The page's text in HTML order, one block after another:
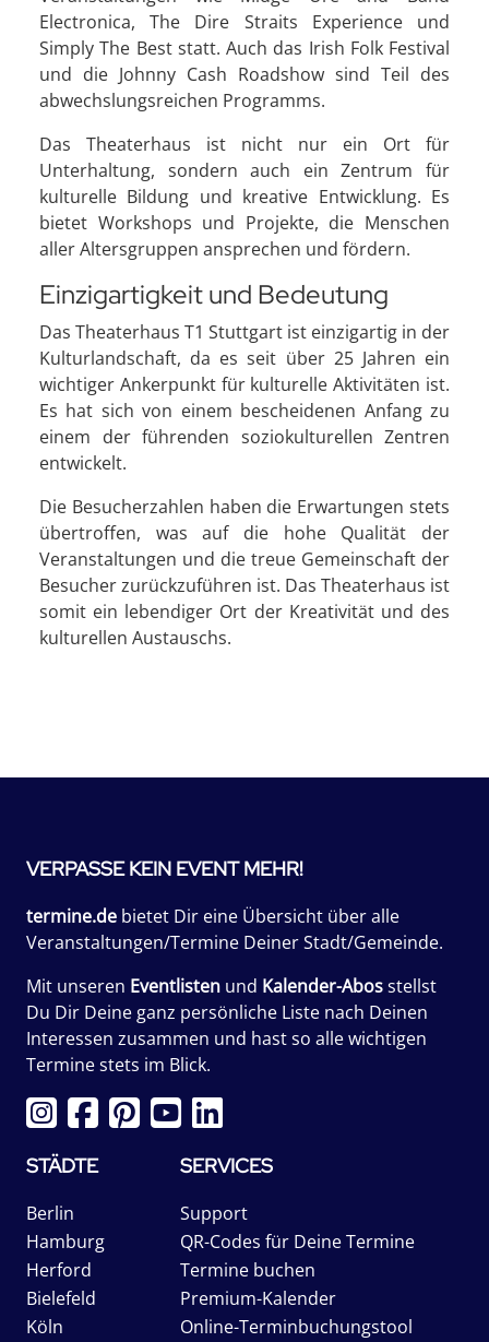
Electronica, The Dire Straits Experience und
Simply The Best statt. Auch das Irish Folk Festival
und die Johnny Cash Roadshow sind Teil des
abwechslungsreichen Programms.
Das Theaterhaus ist nicht nur ein Ort für
Unterhaltung, sondern auch ein Zentrum für
kulturelle Bildung und kreative Entwicklung. Es
bietet Workshops und Projekte, die Menschen
aller Altersgruppen ansprechen und fördern.
Einzigartigkeit und Bedeutung
Das Theaterhaus T1 Stuttgart ist einzigartig in der
Kulturlandschaft, da es seit über 25 Jahren ein
wichtiger Ankerpunkt für kulturelle Aktivitäten ist.
Es hat sich von einem bescheidenen Anfang zu
einem der führenden soziokulturellen Zentren
entwickelt.
Die Besucherzahlen haben die Erwartungen stets
übertroffen, was auf die hohe Qualität der
Veranstaltungen und die treue Gemeinschaft der
Besucher zurückzuführen ist. Das Theaterhaus ist
somit ein lebendiger Ort der Kreativität und des
kulturellen Austauschs.
VERPASSE KEIN EVENT MEHR!
termine.de bietet Dir eine Übersicht über alle
Veranstaltungen/Termine Deiner Stadt/Gemeinde.
Mit unseren Eventlisten und Kalender-Abosstellst
Du Dir Deine ganz persönliche Liste nach Deinen
Interessen zusammen und hast so alle wichtigen
Termine stets im Blick.
STÄDTE
Berlin
Hamburg
Herford
Bielefeld
Köln
SERVICES
Support
QR-Codes für Deine Termine
Termine buchen
Premium-Kalender
Online-Terminbuchungstool